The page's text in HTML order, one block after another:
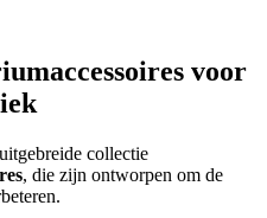
voor
collectie
, die zijn ontworpen om de